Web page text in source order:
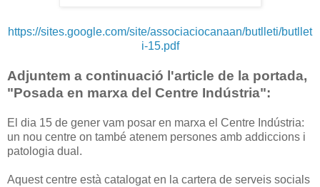
https://sites.google.com/site/associaciocanaan/butlleti/butllet
i-15.pdf
Adjuntem a continuació l'article de la portada,
"Posada en marxa del Centre Indústria":
El dia 15 de gener vam posar en marxa el Centre Indústria:
un nou centre on també atenem persones amb addiccions i
patologia dual.
Aquest centre està catalogat en la cartera de serveis socials